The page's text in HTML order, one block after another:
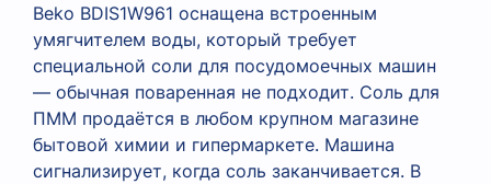
Beko BDIS1W961 оснащена встроенным
умягчителем воды, который требует
специальной соли для посудомоечных машин
— обычная поваренная не подходит. Соль для
ПММ продаётся в любом крупном магазине
бытовой химии и гипермаркете. Машина
сигнализирует, когда соль заканчивается. В